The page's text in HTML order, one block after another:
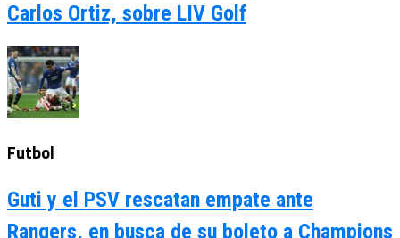
Carlos Ortiz, sobre LIV Golf
Futbol
Guti y el PSV rescatan empate ante
Rangers, en busca de su boleto a Champions